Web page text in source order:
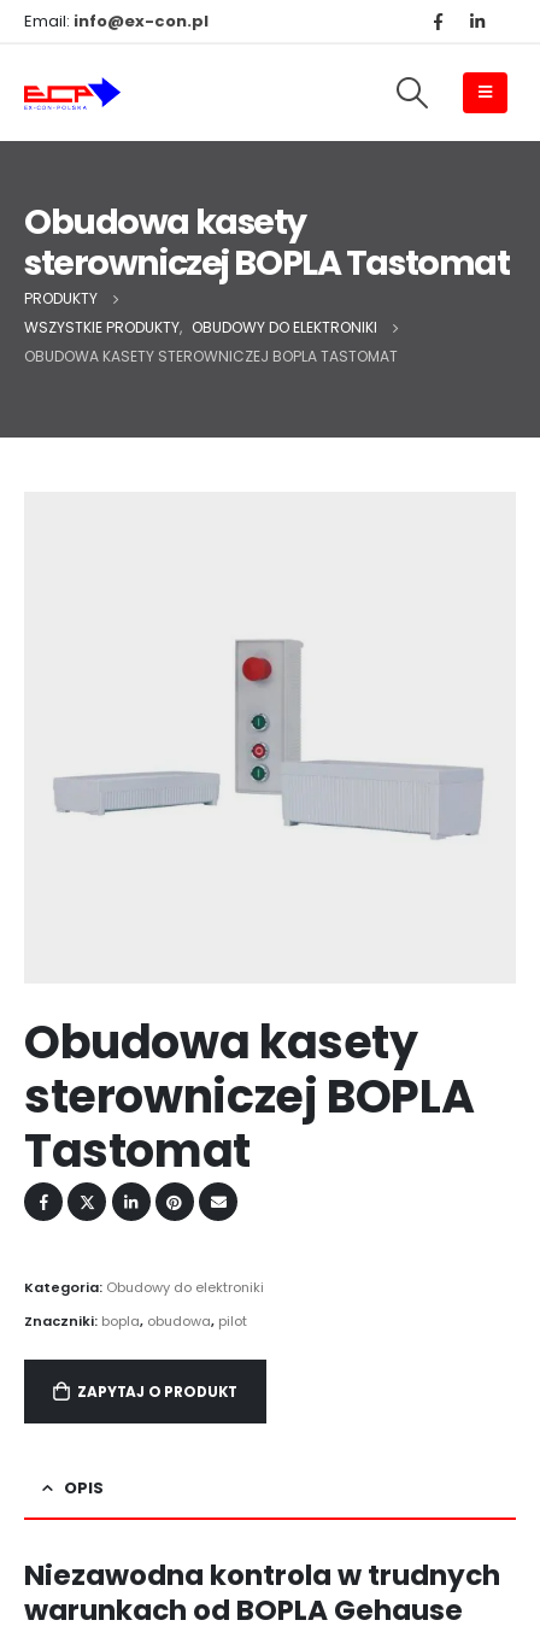
Email: info@ex-con.pl
Obudowa kasety
sterowniczej BOPLA Tastomat
PRODUKTY
WSZYSTKIE PRODUKTY, OBUDOWY DO ELEKTRONIKI
OBUDOWA KASETY STEROWNICZEJ BOPLA TASTOMAT
Obudowa kasety
sterowniczej BOPLA
Tastomat
Kategoria: Obudowy do elektroniki
Znaczniki: bopla, obudowa, pilot
ZAPYTAJ O PRODUKT
OPIS
Niezawodna kontrola w trudnych
warunkach od BOPLA Gehause